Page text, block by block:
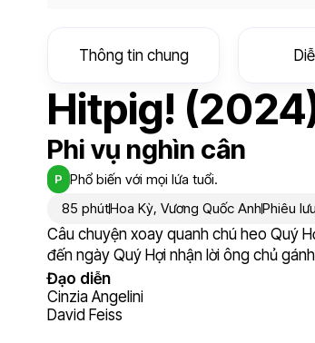
Thông tin chung
Hitpig!
Phi vụ nghìn cân
P Phổ biến với mọi lứa tuổi.
85 phútHoa Kỳ, Vương Quốc AnhPhiêu lưu
Câu chuyện xoay quanh chú heo Quý
đến ngày Quý Hợi nhận lời ông chủ
Đạo diễn
Cinzia Angelini
David Feiss